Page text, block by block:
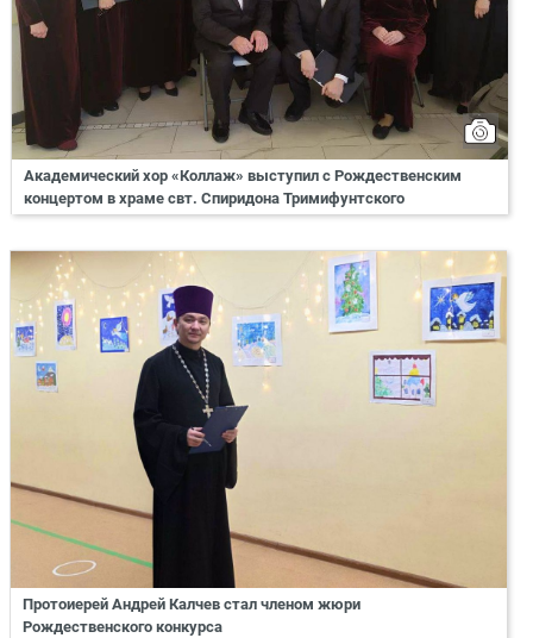
Академический хор «Коллаж» выступил с Рождественским
концертом в храме свт. Спиридона Тримифунтского
Протоиерей Андрей Калчев стал членом жюри
Рождественского конкурса